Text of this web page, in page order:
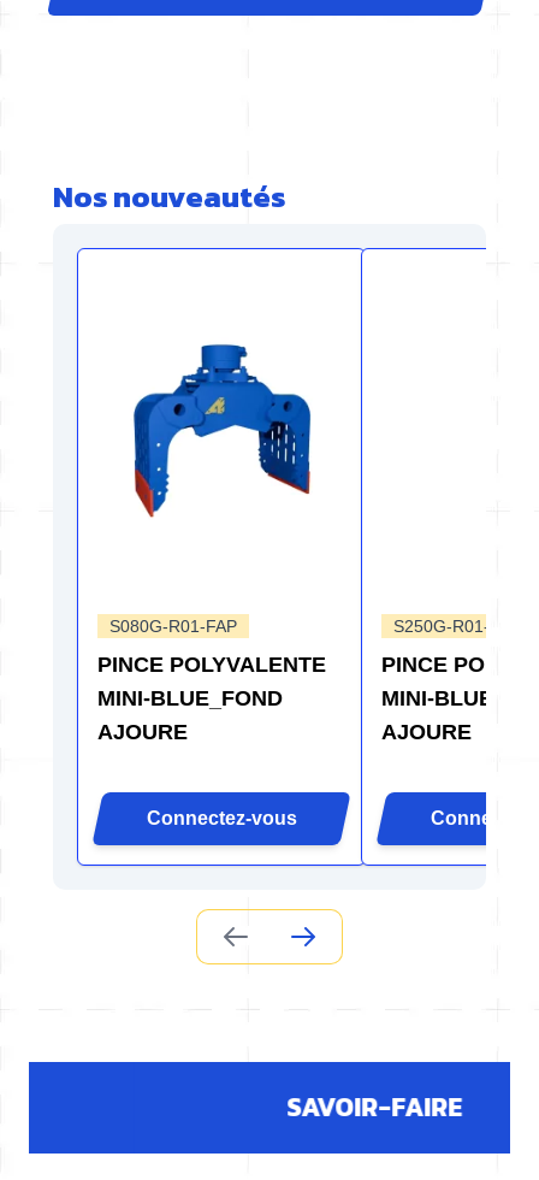
Nos nouveautés
S080G-R01-FAP
PINCE POLYVALENTE
MINI-BLUE_FOND
AJOURE
Connectez-vous
S250G-R01-FAP
PINCE
MINI-
AJOURE
SAVOIR-FAIRE